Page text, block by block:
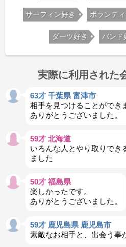
サーフィン好き ボランテ
ダーツ好き バンド
実際に利用された
63才 千葉県 富津市
相手を見つけることができ
ありがとうございました。
59才 北海道
いろんな人とやり取りでき
ました
50才 福島県
楽しかったです。
ありがとうございました。
59才 鹿児島県 鹿児島市
素敵なお相手と、出会う事